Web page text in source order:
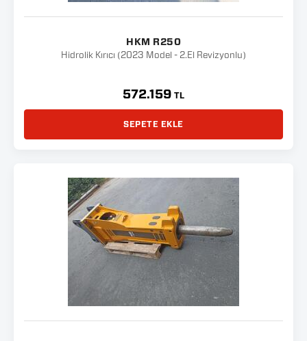
HKM R250
Hidrolik Kırıcı (2023 Model - 2.El Revizyonlu)
572.159 TL
SEPETE EKLE